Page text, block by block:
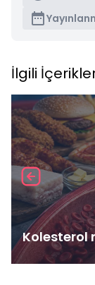
İlgili
Kolesterol